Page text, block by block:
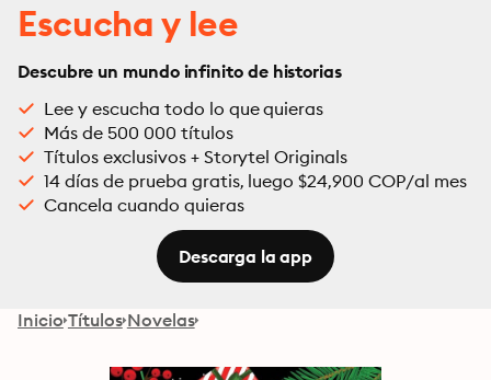
Escucha y lee
Descubre un mundo infinito de historias
Lee y escucha todo lo que quieras
Más de 500 000 títulos
Títulos exclusivos + Storytel Originals
14 días de prueba gratis, luego $24,900 COP/al mes
Cancela cuando quieras
Descarga la app
Inicio Títulos Novelas